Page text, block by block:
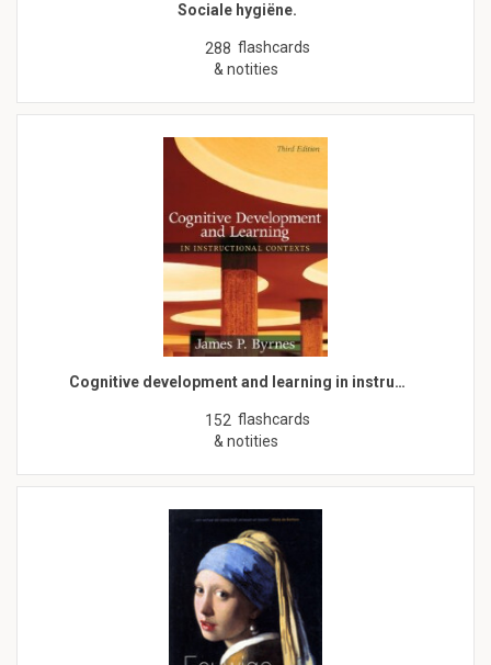
Sociale hygiëne.
288 flashcards
& notities
Cognitive development and learning in instru…
152 flashcards
& notities